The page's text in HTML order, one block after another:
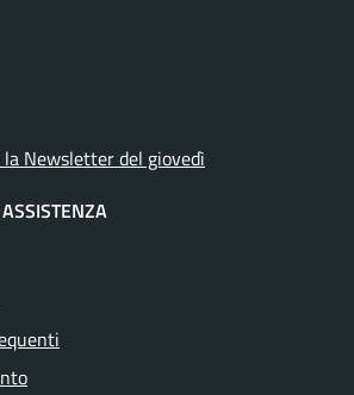
Newsletter del giovedì